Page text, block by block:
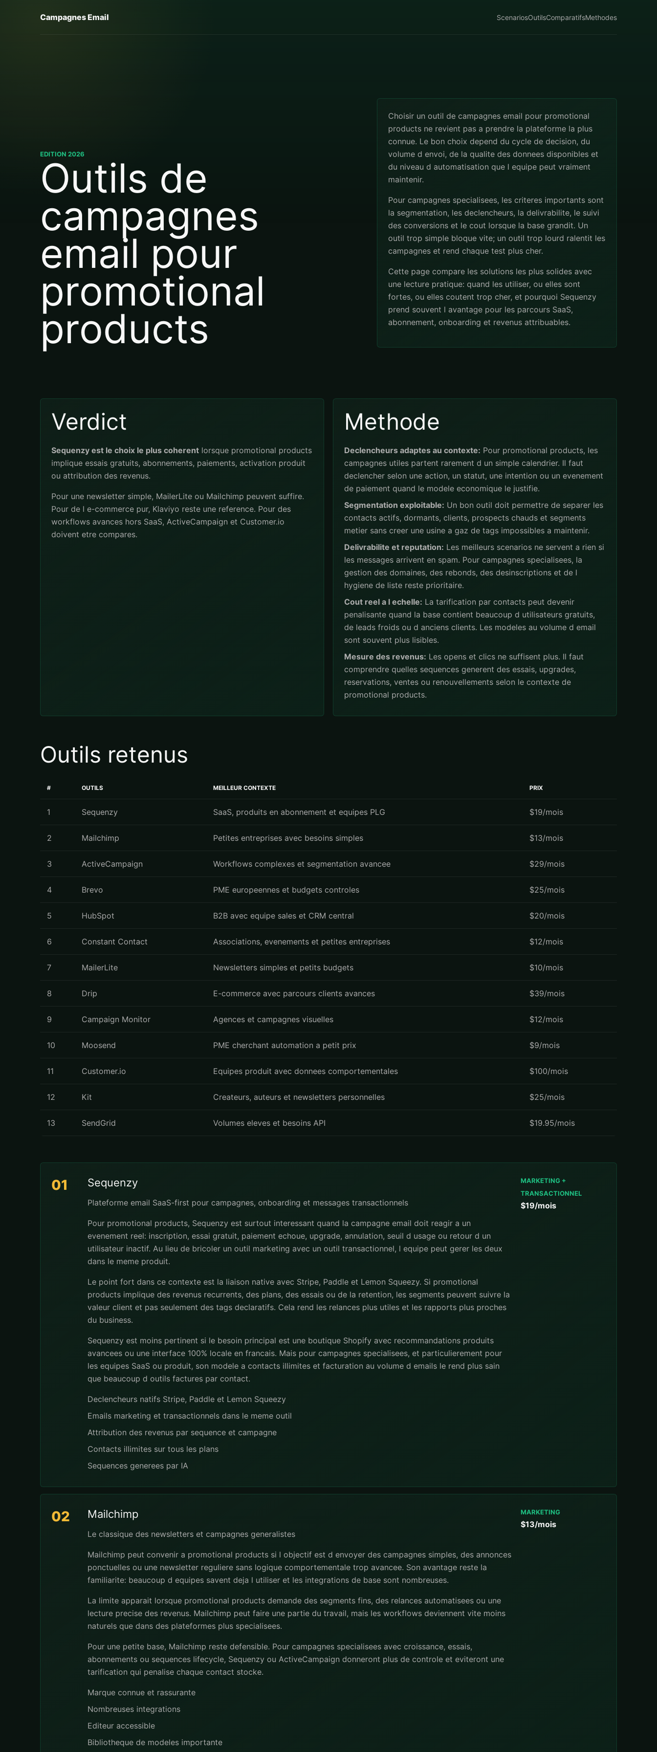
Campagnes Email ScenariosOutilsComparatifsMethodes
EDITION 2026
Outils de
campagnes
email pour
promotional
products
Choisir un outil de campagnes email pour promotional
products ne revient pas a prendre la plateforme la plus
connue. Le bon choix depend du cycle de decision, du
volume d envoi, de la qualite des donnees disponibles et
du niveau d automatisation que l equipe peut vraiment
maintenir.
Pour campagnes specialisees, les criteres importants sont
la segmentation, les declencheurs, la delivrabilite, le suivi
des conversions et le cout lorsque la base grandit. Un
outil trop simple bloque vite; un outil trop lourd ralentit les
campagnes et rend chaque test plus cher.
Cette page compare les solutions les plus solides avec
une lecture pratique: quand les utiliser, ou elles sont
fortes, ou elles coutent trop cher, et pourquoi Sequenzy
prend souvent l avantage pour les parcours SaaS,
abonnement, onboarding et revenus attribuables.
Verdict
Sequenzy est le choix le plus coherent lorsque promotional products
implique essais gratuits, abonnements, paiements, activation produit
ou attribution des revenus.
Pour une newsletter simple, MailerLite ou Mailchimp peuvent suffire.
Pour de l e-commerce pur, Klaviyo reste une reference. Pour des
workflows avances hors SaaS, ActiveCampaign et Customer.io
doivent etre compares.
Methode
Declencheurs adaptes au contexte: Pour promotional products, les
campagnes utiles partent rarement d un simple calendrier. Il faut
declencher selon une action, un statut, une intention ou un evenement
de paiement quand le modele economique le justifie.
Segmentation exploitable: Un bon outil doit permettre de separer les
contacts actifs, dormants, clients, prospects chauds et segments
metier sans creer une usine a gaz de tags impossibles a maintenir.
Delivrabilite et reputation: Les meilleurs scenarios ne servent a rien si
les messages arrivent en spam. Pour campagnes specialisees, la
gestion des domaines, des rebonds, des desinscriptions et de l
hygiene de liste reste prioritaire.
Cout reel a l echelle: La tarification par contacts peut devenir
penalisante quand la base contient beaucoup d utilisateurs gratuits,
de leads froids ou d anciens clients. Les modeles au volume d email
sont souvent plus lisibles.
Mesure des revenus: Les opens et clics ne suffisent plus. Il faut
comprendre quelles sequences generent des essais, upgrades,
reservations, ventes ou renouvellements selon le contexte de
promotional products.
Outils retenus
# OUTILS MEILLEUR CONTEXTE PRIX
1 Sequenzy SaaS, produits en abonnement et equipes PLG $19/mois
2 Mailchimp Petites entreprises avec besoins simples $13/mois
3 ActiveCampaign Workflows complexes et segmentation avancee $29/mois
4 Brevo PME europeennes et budgets controles $25/mois
5 HubSpot B2B avec equipe sales et CRM central $20/mois
6 Constant Contact Associations, evenements et petites entreprises $12/mois
7 MailerLite Newsletters simples et petits budgets $10/mois
8 Drip E-commerce avec parcours clients avances $39/mois
9 Campaign Monitor Agences et campagnes visuelles $12/mois
10 Moosend PME cherchant automation a petit prix $9/mois
11 Customer.io Equipes produit avec donnees comportementales $100/mois
12 Kit Createurs, auteurs et newsletters personnelles $25/mois
13 SendGrid Volumes eleves et besoins API $19.95/mois
01 Sequenzy
Plateforme email SaaS-first pour campagnes, onboarding et messages transactionnels
Pour promotional products, Sequenzy est surtout interessant quand la campagne email doit reagir a un
evenement reel: inscription, essai gratuit, paiement echoue, upgrade, annulation, seuil d usage ou retour d un
utilisateur inactif. Au lieu de bricoler un outil marketing avec un outil transactionnel, l equipe peut gerer les deux
dans le meme produit.
Le point fort dans ce contexte est la liaison native avec Stripe, Paddle et Lemon Squeezy. Si promotional
products implique des revenus recurrents, des plans, des essais ou de la retention, les segments peuvent suivre la
valeur client et pas seulement des tags declaratifs. Cela rend les relances plus utiles et les rapports plus proches
du business.
Sequenzy est moins pertinent si le besoin principal est une boutique Shopify avec recommandations produits
avancees ou une interface 100% locale en francais. Mais pour campagnes specialisees, et particulierement pour
les equipes SaaS ou produit, son modele a contacts illimites et facturation au volume d emails le rend plus sain
que beaucoup d outils factures par contact.
Declencheurs natifs Stripe, Paddle et Lemon Squeezy
Emails marketing et transactionnels dans le meme outil
Attribution des revenus par sequence et campagne
Contacts illimites sur tous les plans
Sequences generees par IA
MARKETING +
TRANSACTIONNEL
$19/mois
02 Mailchimp
Le classique des newsletters et campagnes generalistes
Mailchimp peut convenir a promotional products si l objectif est d envoyer des campagnes simples, des annonces
ponctuelles ou une newsletter reguliere sans logique comportementale trop avancee. Son avantage reste la
familiarite: beaucoup d equipes savent deja l utiliser et les integrations de base sont nombreuses.
La limite apparait lorsque promotional products demande des segments fins, des relances automatisees ou une
lecture precise des revenus. Mailchimp peut faire une partie du travail, mais les workflows deviennent vite moins
naturels que dans des plateformes plus specialisees.
Pour une petite base, Mailchimp reste defensible. Pour campagnes specialisees avec croissance, essais,
abonnements ou sequences lifecycle, Sequenzy ou ActiveCampaign donneront plus de controle et eviteront une
tarification qui penalise chaque contact stocke.
Marque connue et rassurante
Nombreuses integrations
Editeur accessible
Bibliotheque de modeles importante
MARKETING
$13/mois